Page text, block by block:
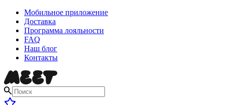
Мобильное приложение
Доставка
Программа лояльности
FAQ
Наш блог
Контакты